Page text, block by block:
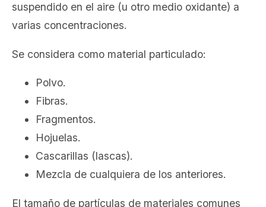
suspendido en el aire (u otro medio oxidante) a
varias concentraciones.
Se considera como material particulado:
Polvo.
Fibras.
Fragmentos.
Hojuelas.
Cascarillas (lascas).
Mezcla de cualquiera de los anteriores.
El tamaño de partículas de materiales comunes